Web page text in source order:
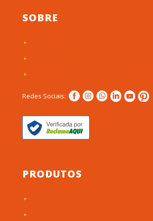
SOBRE
Redes Sociais:
PRODUTOS